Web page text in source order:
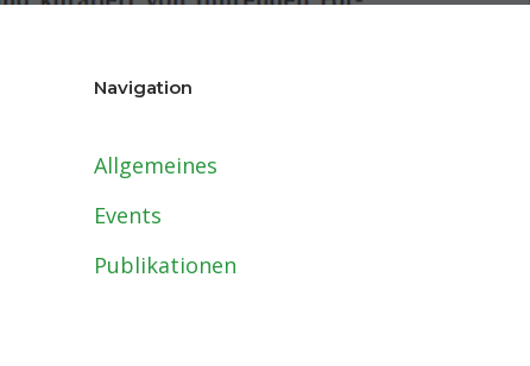
Navigation
Allgemeines
Events
Publikationen